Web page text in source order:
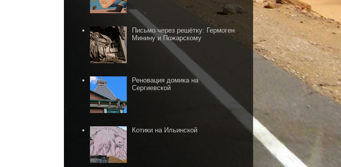
Письмо через решётку: Гермоген
Минину и Пожарскому
Реновация домика на
Сергиевской
Котики на Ильинской